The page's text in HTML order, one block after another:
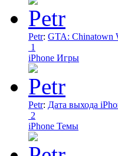
Petr: GTA: Chinatown
1
iPhone Игры
Petr: Дата выхода
2
iPhone Темы